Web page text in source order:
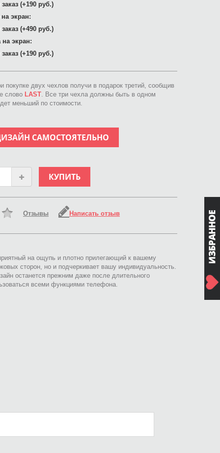
(+190 руб.)
экран:
(+490 руб.)
на экран:
(+190 руб.)
покупке двух чехлов получи в подарок третий, сообщив
слово LAST. Все три чехла должны быть в одном
меньший по стоимости.
САМОСТОЯТЕЛЬНО
КУПИТЬ
Отзывы Написать отзыв
на ощупь и плотно прилегающий к вашему
сторон, но и подчеркивает вашу индивидуальность.
останется прежним даже после длительного
всеми функциями телефона.